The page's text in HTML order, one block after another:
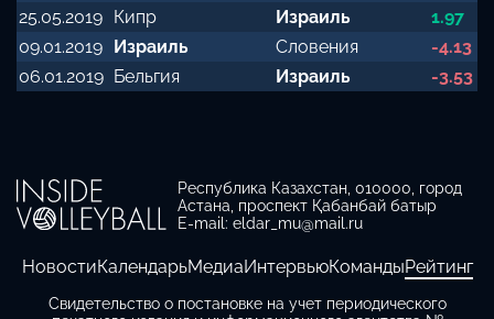
25.05.2019
Кипр Израиль
1.97
09.01.2019
Израиль Словения
-4.13
06.01.2019 Бельгия Израиль -3.53
Республика Казахстан, 010000, город
Астана, проспект Қабанбай батыр
E-mail: eldar_mu@mail.ru
НовостиКалендарьМедиаИнтервьюКомандыРейтинг
Свидетельство о постановке на учет периодического